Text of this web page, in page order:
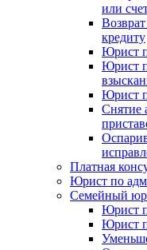
или
кредиту
Юрист
Юрист
Юрист
Снятие
Платная
Юрист по
Семейный
Юрист
Юрист